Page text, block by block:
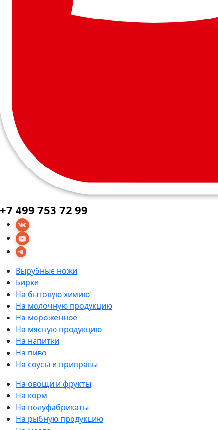
+7 499 753 72 99
Вырубные ножи
Бирки
На бытовую химию
На молочную продукцию
На мороженное
На мясную продукцию
На напитки
На пиво
На соусы и приправы
На овощи и фрукты
На корм
На полуфабрикаты
На рыбную продукцию